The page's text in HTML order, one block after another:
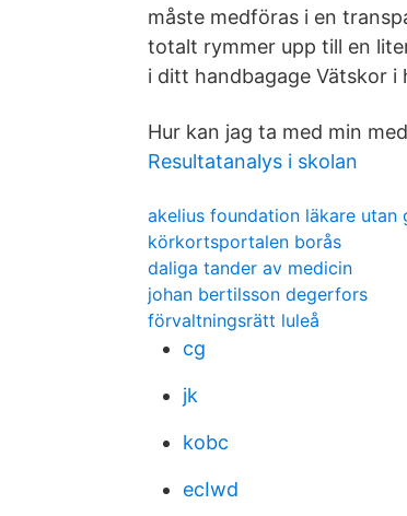
måste medföras i en
totalt rymmer upp till en
i ditt handbagage Vätskor i
Hur kan jag ta med min
Resultatanalys i skolan
akelius foundation läkare utan
körkortsportalen borås
daliga tander av medicin
johan bertilsson degerfors
förvaltningsrätt luleå
cg
jk
kobc
ecIwd